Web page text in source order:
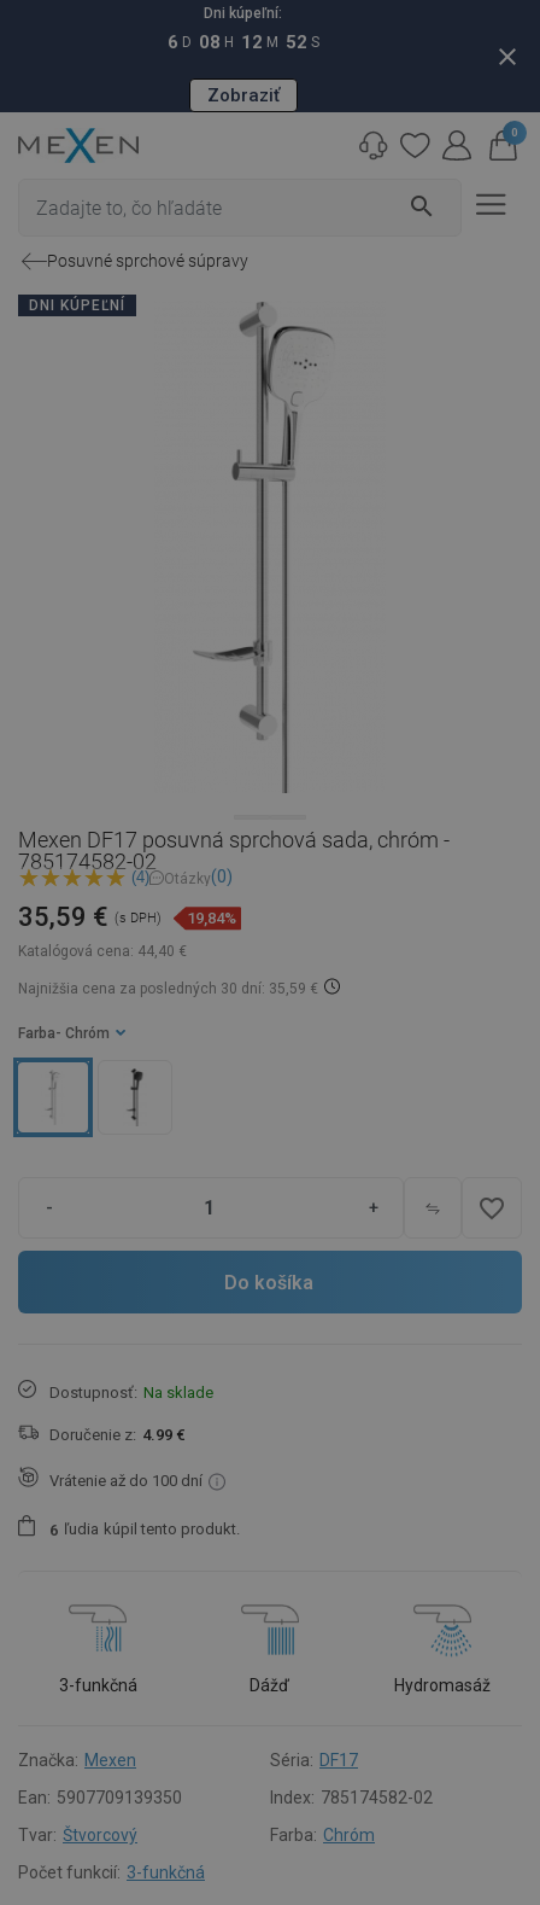
Dni kúpeľní:
6 D 08 H 12 M 51 S
Zobraziť
close
search
0
Posuvné sprchové súpravy
DNI KÚPEĽNÍ
Mexen DF17 posuvná sprchová sada, chróm -
785174582-02
(4) Otázky(0)
Katalógová cena: 44,40 €
35,59 € (s DPH) 19,84%
Najnižšia cena za posledných 30 dní: 35,59 €
Farba - Chróm
- + favorite_border
Do košíka
Dostupnosť: Na sklade
Doručenie z: 4.99 €
Vrátenie až do 100 dní
6 ľudia kúpil tento produkt.
3-funkčná Dážď Hydromasáž
Značka: Mexen Séria: DF17
Ean: 5907709139350 Index: 785174582-02
Tvar: Štvorcový Farba: Chróm
Počet funkcií: 3-funkčná